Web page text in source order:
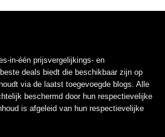
in-één prijsvergelijkings- en
deals biedt die beschikbaar zijn op
via de laatst toegevoegde blogs. Alle
beschermd door hun respectievelijke
is afgeleid van hun respectievelijke